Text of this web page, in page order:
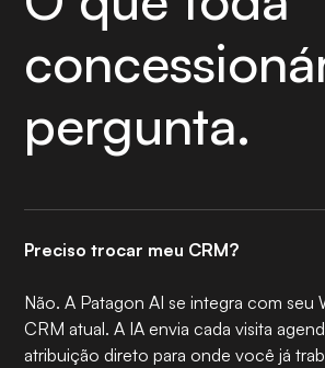
pergunta.
Preciso trocar meu CRM?
Não. A Patagon AI se integra com seu
CRM atual. A IA envia cada visita
atribuição direto para onde você já